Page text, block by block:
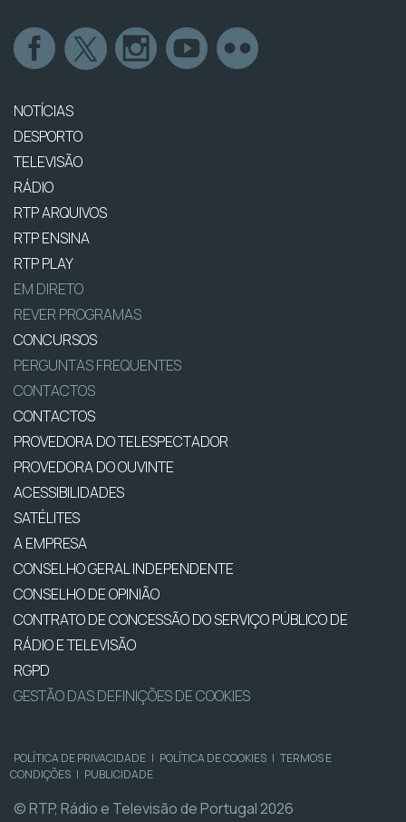
NOTÍCIAS
DESPORTO
TELEVISÃO
RÁDIO
RTP ARQUIVOS
RTP ENSINA
RTP PLAY
EM DIRETO
REVER PROGRAMAS
CONCURSOS
PERGUNTAS FREQUENTES
CONTACTOS
CONTACTOS
PROVEDORA DO TELESPECTADOR
PROVEDORA DO OUVINTE
ACESSIBILIDADES
SATÉLITES
A EMPRESA
CONSELHO GERAL INDEPENDENTE
CONSELHO DE OPINIÃO
CONTRATO DE CONCESSÃO DO SERVIÇO PÚBLICO DE
RÁDIO E TELEVISÃO
RGPD
GESTÃO DAS DEFINIÇÕES DE COOKIES
POLÍTICA DE PRIVACIDADE | POLÍTICA DE COOKIES | TERMOS E
CONDIÇÕES | PUBLICIDADE
© RTP, Rádio e Televisão de Portugal 2026